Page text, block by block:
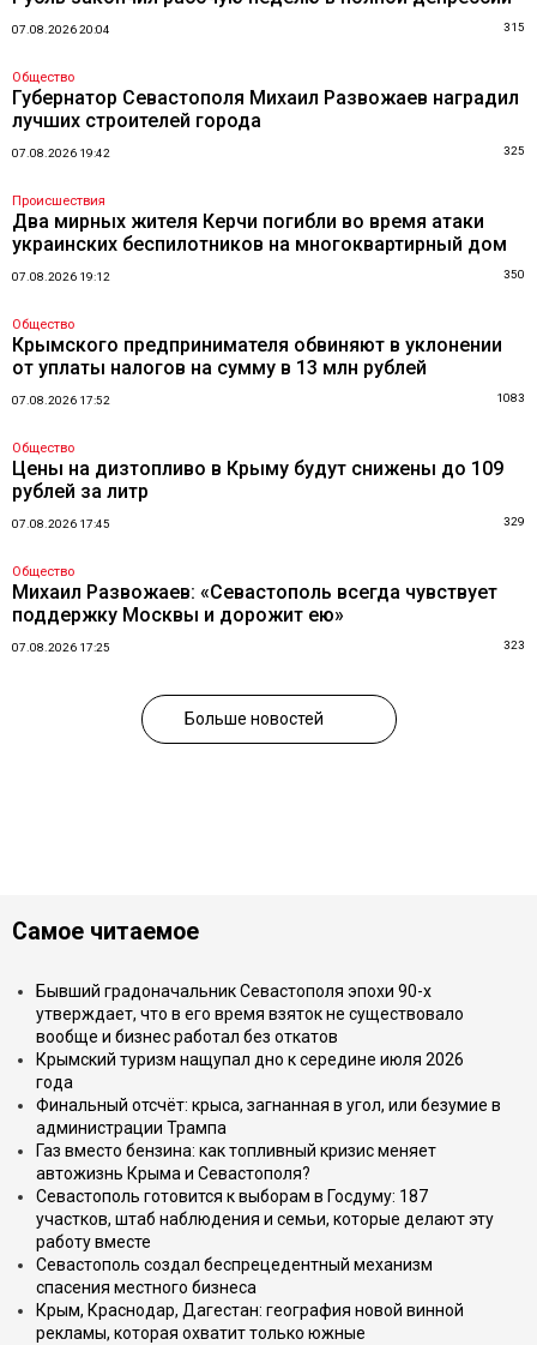
07.08.2026 20:04 315
Общество
Губернатор Севастополя Михаил Развожаев наградил
лучших строителей города
07.08.2026 19:42 325
Происшествия
Два мирных жителя Керчи погибли во время атаки
украинских беспилотников на многоквартирный дом
07.08.2026 19:12 350
Общество
Крымского предпринимателя обвиняют в уклонении
от уплаты налогов на сумму в 13 млн рублей
07.08.2026 17:52 1083
Общество
Цены на дизтопливо в Крыму будут снижены до 109
рублей за литр
07.08.2026 17:45 329
Общество
Михаил Развожаев: «Севастополь всегда чувствует
поддержку Москвы и дорожит ею»
07.08.2026 17:25 323
Больше новостей
Самое читаемое
Бывший градоначальник Севастополя эпохи 90-х
утверждает, что в его время взяток не существовало
вообще и бизнес работал без откатов
Крымский туризм нащупал дно к середине июля 2026
года
Финальный отсчёт: крыса, загнанная в угол, или безумие в
администрации Трампа
Газ вместо бензина: как топливный кризис меняет
автожизнь Крыма и Севастополя?
Севастополь готовится к выборам в Госдуму: 187
участков, штаб наблюдения и семьи, которые делают эту
работу вместе
Севастополь создал беспрецедентный механизм
спасения местного бизнеса
Крым, Краснодар, Дагестан: география новой винной
рекламы, которая охватит только южные